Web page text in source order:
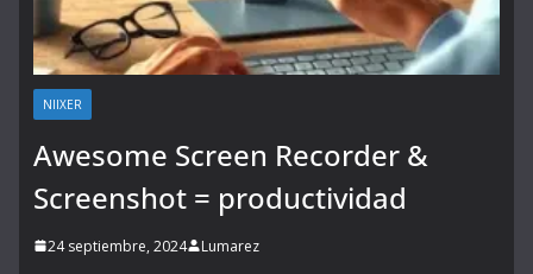
NIIXER
Awesome Screen Recorder &
Screenshot = productividad
24 septiembre, 2024 Lumarez